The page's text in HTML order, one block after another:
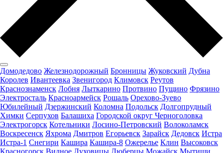
Домодедово Железнодорожный Бронницы Жуковский Дубна
Королев Ивантеевка Звенигород Климовск Реутов
Краснознаменск Лобня Лыткарино Протвино Пущино Фрязино
Электросталь Красноармейск Рошаль Орехово-Зуево
Юбилейный Дзержинский Коломна Подольск Долгопрудный
Химки Серпухов Балашиха Городской округ Черноголовка
Электрогорск Котельники Лосино-Петровский Волоколамск
Воскресенск Яхрома Дмитров Егорьевск Зарайск Дедовск Истра
Истра-1 Снегири Кашира Кашира-8 Ожерелье Клин Высоковск
Красногорск Видное Луховицы Люберцы Можайск Мытищи